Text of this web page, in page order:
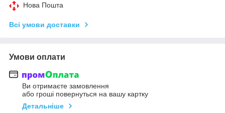
Нова Пошта
Всі умови доставки
Умови оплати
Ви отримаєте замовлення
або гроші повернуться на вашу картку
Детальніше